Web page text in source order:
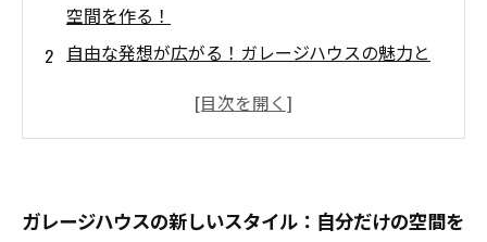
空間を作る！
自由な発想が広がる！ガレージハウスの魅力と
居住空間と機能性の融合：理想のガレージハウ
インアイデア
ガレージハウスの新しいスタイル：自分だけの空間を